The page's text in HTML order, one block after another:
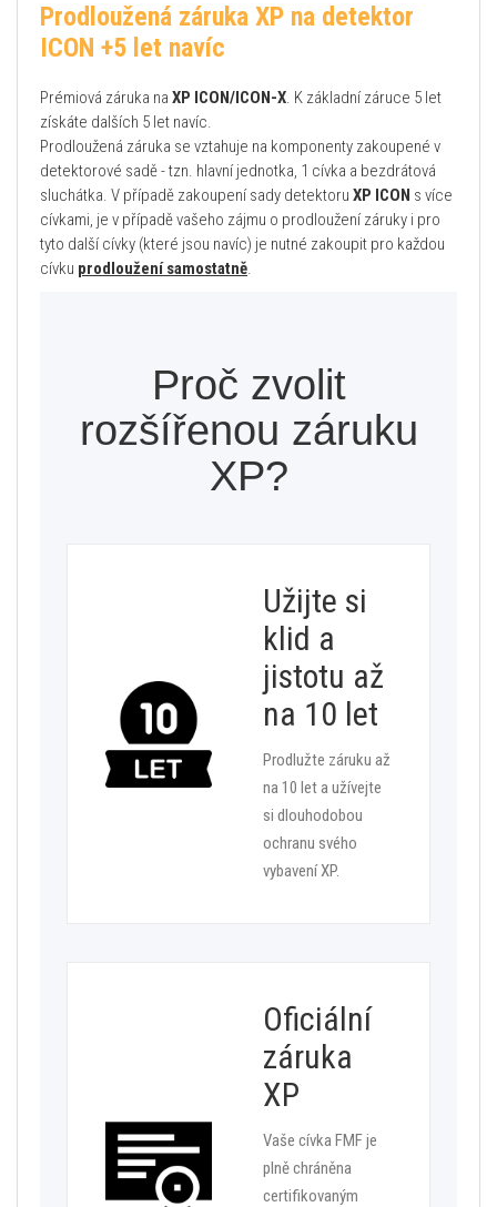
Prodloužená záruka XP na detektor
ICON +5 let navíc
Prémiová záruka na XP ICON/ICON-X. K základní záruce 5 let
získáte dalších 5 let navíc.
Prodloužená záruka se vztahuje na komponenty zakoupené v
detektorové sadě - tzn. hlavní jednotka, 1 cívka a bezdrátová
sluchátka. V případě zakoupení sady detektoru XP ICON s více
cívkami, je v případě vašeho zájmu o prodloužení záruky i pro
tyto další cívky (které jsou navíc) je nutné zakoupit pro každou
cívku prodloužení samostatně.
Proč zvolit
rozšířenou záruku
XP?
Užijte si
klid a
jistotu až
na 10 let
Prodlužte záruku až
na 10 let a užívejte
si dlouhodobou
ochranu svého
vybavení XP.
Oficiální
záruka
XP
Vaše cívka FMF je
plně chráněna
certifikovaným